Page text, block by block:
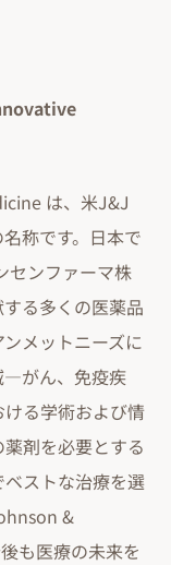
は、米J&J
称です。日本で
センファーマ株
る多くの医薬品
メットニーズに
―がん、免疫疾
る学術および情
剤を必要とする
ストな治療を選
&
も医療の未来を